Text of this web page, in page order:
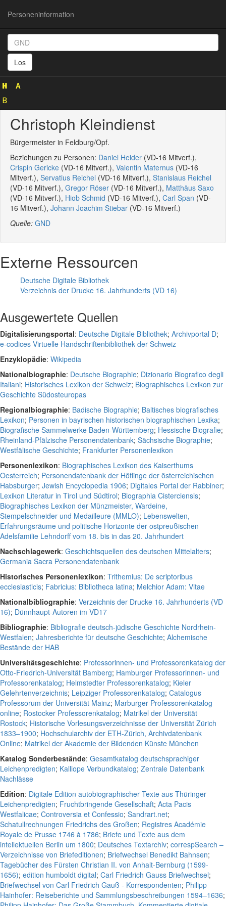
Personeninformation
Los
Personeninformation
129915319)
Christoph Kleindienst
Bürgermeister in Feldburg/Opf.
Beziehungen zu Personen: Daniel Heider (VD-16 Mitverf.),
Crispin Gericke (VD-16 Mitverf.), Valentin Maternus (VD-16
Mitverf.), Servatius Reichel (VD-16 Mitverf.), Stanislaus Reichel
(VD-16 Mitverf.), Gregor Röser (VD-16 Mitverf.), Matthäus Saxo
(VD-16 Mitverf.), Hiob Schmid (VD-16 Mitverf.), Carl Span (VD-
16 Mitverf.), Johann Joachim Stiebar (VD-16 Mitverf.)
Quelle: GND
Externe Ressourcen
Deutsche Digitale Bibliothek
Verzeichnis der Drucke 16. Jahrhunderts (VD 16)
Ausgewertete Quellen
Digitalisierungsportal: Deutsche Digitale Bibliothek; Archivportal D;
e-codices Virtuelle Handschriftenbibliothek der Schweiz
Enzyklopädie: Wikipedia
Nationalbiographie: Deutsche Biographie; Dizionario Biografico degli
Italiani; Historisches Lexikon der Schweiz; Biographisches Lexikon zur
Geschichte Südosteuropas
Regionalbiographie: Badische Biographie; Baltisches biografisches
Lexikon; Personen in bayrischen historischen biographischen Lexika;
Biografische Sammelwerke Baden-Württemberg; Hessische Biografie;
Rheinland-Pfälzische Personendatenbank; Sächsische Biographie;
Westfälische Geschichte; Frankfurter Personenlexikon
Personenlexikon: Biographisches Lexikon des Kaiserthums
Oesterreich; Personendatenbank der Höflinge der österreichischen
Habsburger; Jewish Encyclopedia 1906; Digitales Portal der Rabbiner;
Lexikon Literatur in Tirol und Südtirol; Biographia Cisterciensis;
Biographisches Lexikon der Münzmeister, Wardeine,
Stempelschneider und Medailleure (MMLO); Lebenswelten,
Erfahrungsräume und politische Horizonte der ostpreußischen
Adelsfamilie Lehndorff vom 18. bis in das 20. Jahrhundert
Nachschlagewerk: Geschichtsquellen des deutschen Mittelalters;
Germania Sacra Personendatenbank
Historisches Personenlexikon: Trithemius: De scriptoribus
ecclesiasticis; Fabricius: Bibliotheca latina; Melchior Adam: Vitae
Nationalbibliographie: Verzeichnis der Drucke 16. Jahrhunderts (VD
16); Dünnhaupt-Autoren im VD17
Bibliographie: Bibliografie deutsch-jüdische Geschichte Nordrhein-
Westfalen; Jahresberichte für deutsche Geschichte; Alchemische
Bestände der HAB
Universitätsgeschichte: Professorinnen- und Professorenkatalog der
Otto-Friedrich-Universität Bamberg; Hamburger Professorinnen- und
Professorenkatalog; Helmstedter Professorenkatalog; Kieler
Gelehrtenverzeichnis; Leipziger Professorenkatalog; Catalogus
Professorum der Universität Mainz; Marburger Professorenkatalog
online; Rostocker Professorenkatalog; Matrikel der Universität
Rostock; Historische Vorlesungsverzeichnisse der Universität Zürich
1833–1900; Hochschularchiv der ETH-Zürich, Archivdatenbank
Online; Matrikel der Akademie der Bildenden Künste München
Katalog Sonderbestände: Gesamtkatalog deutschsprachiger
Leichenpredigten; Kalliope Verbundkatalog; Zentrale Datenbank
Nachlässe
Edition: Digitale Edition autobiographischer Texte aus Thüringer
Leichenpredigten; Fruchtbringende Gesellschaft; Acta Pacis
Westfalicae; Controversia et Confessio; Sandrart.net;
Schatullrechnungen Friedrichs des Großen; Registres Académie
Royale de Prusse 1746 à 1786; Briefe und Texte aus dem
intellektuellen Berlin um 1800; Deutsches Textarchiv; correspSearch –
Verzeichnisse von Briefeditionen; Briefwechsel Benedikt Bahnsen;
Tagebücher des Fürsten Christian II. von Anhalt-Bernburg (1599-
1656); edition humboldt digital; Carl Friedrich Gauss Briefwechsel;
Briefwechsel von Carl Friedrich Gauß - Korrespondenten; Philipp
Hainhofer: Reiseberichte und Sammlungsbeschreibungen 1594–1636;